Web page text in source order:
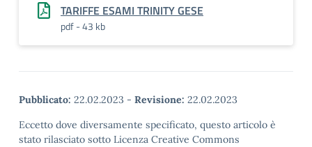
TARIFFE ESAMI TRINITY GESE
pdf - 43 kb
Pubblicato: 22.02.2023 - Revisione: 22.02.2023
Eccetto dove diversamente specificato, questo articolo è
stato rilasciato sotto Licenza Creative Commons